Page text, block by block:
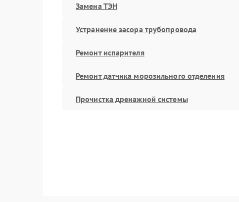
Замена ТЭН
Устранение засора трубопровода
Ремонт испарителя
Ремонт датчика морозильного отделения
Прочистка дренажной системы